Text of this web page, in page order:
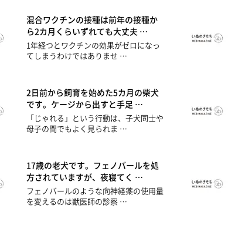
混合ワクチンの接種は前年の接種か
ら2カ月くらいずれても大丈夫 …
1年経つとワクチンの効果がゼロになっ
てしまうわけではありませ …
2日前から飼育を始めた5カ月の柴犬
です。ケージから出すと手足 …
「じゃれる」という行動は、子犬同士や
母子の間でもよく見られま …
17歳の老犬です。フェノバールを処
方されていますが、夜寝てく …
フェノバールのような向神経薬の使用量
を変えるのは獣医師の診察 …